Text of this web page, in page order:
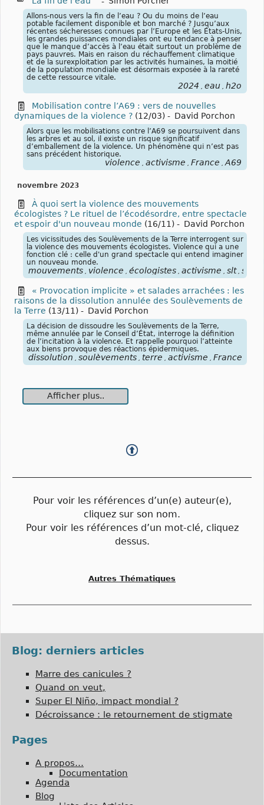
Allons-nous vers la fin de l’eau ? Ou du moins de l’eau
potable facilement disponible et bon marché ? Jusqu’aux
récentes sécheresses connues par l’Europe et les États-Unis,
les grandes puissances mondiales ont eu tendance à penser
que le manque d’accès à l’eau était surtout un problème de
pays pauvres. Mais en raison du réchauffement climatique
et de la surexploitation par les activités humaines, la moitié
de la population mondiale est désormais exposée à la rareté
de cette ressource vitale.
2024 , eau , h2o
Mobilisation contre l’A69 : vers de nouvelles
dynamiques de la violence ? (12/03) - David Porchon
Alors que les mobilisations contre l’A69 se poursuivent dans
les arbres et au sol, il existe un risque significatif
d’emballement de la violence. Un phénomène qui n’est pas
sans précédent historique.
violence , activisme , France , A69
novembre 2023
À quoi sert la violence des mouvements
écologistes ? Le rituel de l’écodésordre, entre spectacle
et espoir d'un nouveau monde (16/11) - David Porchon
Les vicissitudes des Soulèvements de la Terre interrogent sur
la violence des mouvements écologistes. Violence qui a une
fonction clé : celle d'un grand spectacle qui entend imaginer
un nouveau monde.
mouvements violence écologistes activisme slt
« Provocation implicite » et salades arrachées : les
raisons de la dissolution annulée des Soulèvements de
la Terre (13/11) - David Porchon
La décision de dissoudre les Soulèvements de la Terre,
même annulée par le Conseil d’État, interroge la définition
de l’incitation à la violence. Et rappelle pourquoi l’atteinte
aux biens provoque des réactions épidermiques.
dissolution soulèvements terre activisme France
Afficher plus..
Pour voir les références d’un(e) auteur(e),
cliquez sur son nom.
Pour voir les références d’un mot-clé, cliquez
dessus.
Autres Thématiques
Blog: derniers articles
Marre des canicules ?
Quand on veut,
Super El Niño, impact mondial ?
Décroissance : le retournement de stigmate
Pages
A propos…
Documentation
Agenda
Blog